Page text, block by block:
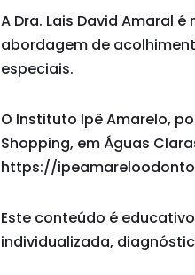
A Dra. Lais David Amaral
abordagem de
especiais.
O Instituto Ipê Amarelo,
Shopping, em Águas
https://
Este conteúdo é
individualizada,